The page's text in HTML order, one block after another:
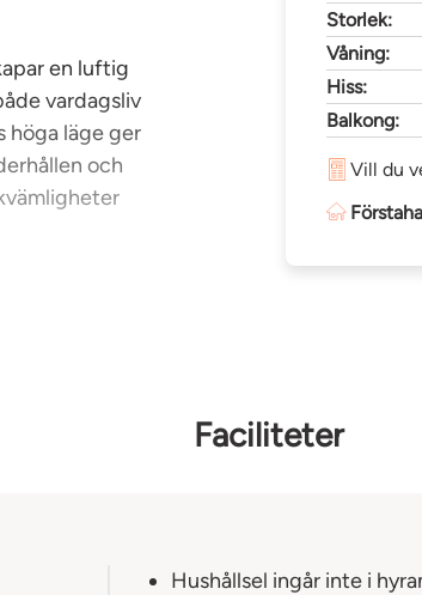
en luftig
vardagsliv
höga läge ger
och
Storlek:
Våning:
Hiss:
Balkong:
Vill du
Faciliteter
Hushållsel ingår inte i